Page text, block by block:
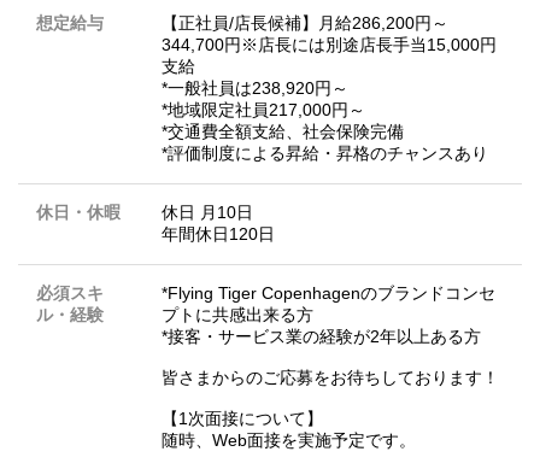
想定給与
【正社員/店長候補】月給286,200円～
344,700円※店長には別途店長手当15,000円
支給
*一般社員は238,920円～
*地域限定社員217,000円～
*交通費全額支給、社会保険完備
*評価制度による昇給・昇格のチャンスあり
休日・休暇
休日 月10日
年間休日120日
必須スキ
ル・経験
*Flying Tiger Copenhagenのブランドコンセ
プトに共感出来る方
*接客・サービス業の経験が2年以上ある方
皆さまからのご応募をお待ちしております！
【1次面接について】
随時、Web面接を実施予定です。